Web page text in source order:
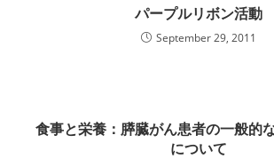
パープルリボン活動
September 29, 2011
食事と栄養：膵臓がん患者の一般的
について